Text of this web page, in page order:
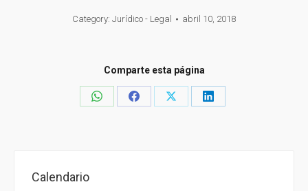
Category: Jurídico - Legal abril 10, 2018
Comparte esta página
Share
Share
Share
Share
Calendario